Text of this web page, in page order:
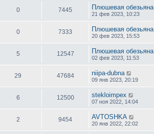
0 7445 Плюшевая обезьяна
21 фев 2023, 10:23
0 7333 Плюшевая обезьяна
20 фев 2023, 15:53
5 12547 Плюшевая обезьяна
02 фев 2023, 11:53
29 47684 niipa-dubna
09 янв 2023, 20:19
6 12500 stekloimpex
07 ноя 2022, 14:04
2 9454 AVTOSHKA
20 янв 2022, 22:02